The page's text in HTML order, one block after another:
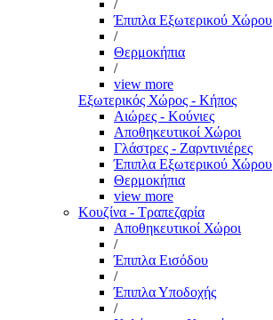
/
Έπιπλα Εξωτερικού Χώρου
/
Θερμοκήπια
/
view more
Εξωτερικός Χώρος - Κήπος
Αιώρες - Κούνιες
Αποθηκευτικοί Χώροι
Γλάστρες - Ζαρντινιέρες
Έπιπλα Εξωτερικού Χώρου
Θερμοκήπια
view more
Κουζίνα - Τραπεζαρία
Αποθηκευτικοί Χώροι
/
Έπιπλα Εισόδου
/
Έπιπλα Υποδοχής
/